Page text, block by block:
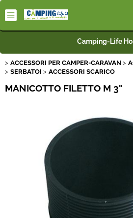
Camping-Life
Articoli per Camper e
Articoli per Furgonati
Speciale Arredo
ACCESSORI PER CAMPER-CARAVAN
SERBATOI
ACCESSORI SCARICO
MANICOTTO FILETTO M 3"